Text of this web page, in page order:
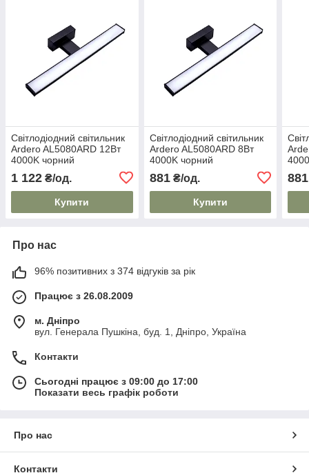
Світлодіодний світильник
Ardero AL5080ARD 12Вт
4000K чорний
1 122 ₴/од.
Купити
Світлодіодний світильник
Ardero AL5080ARD 8Вт
4000K чорний
881₴/од.
Купити
881
Про нас
96% позитивних з 374 відгуків за рік
Працює з 26.08.2009
м. Дніпро
вул. Генерала Пушкіна, буд. 1, Дніпро, Україна
Контакти
Сьогодні працює з 09:00 до 17:00
Показати весь графік роботи
Про нас
Контакти